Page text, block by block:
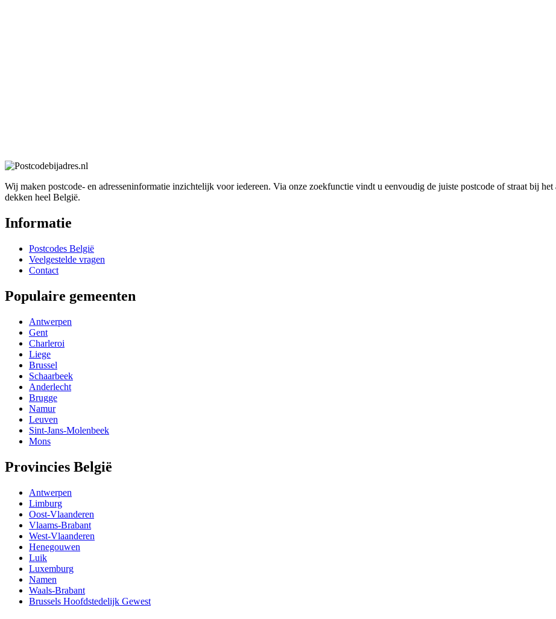
Wij maken postcode- en adresseninformatie inzichtelijk voor iedereen. Via onze zoekfunctie vindt u eenvoudig de juiste postcode of straat bij
dekken heel België.
Informatie
Postcodes België
Veelgestelde vragen
Contact
Populaire gemeenten
Antwerpen
Gent
Charleroi
Liege
Brussel
Schaarbeek
Anderlecht
Brugge
Namur
Leuven
Sint-Jans-Molenbeek
Mons
Provincies België
Antwerpen
Limburg
Oost-Vlaanderen
Vlaams-Brabant
West-Vlaanderen
Henegouwen
Luik
Luxemburg
Namen
Waals-Brabant
Brussels Hoofdstedelijk Gewest